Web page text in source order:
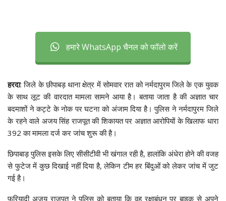
हमारे WhatsApp चैनल को फॉलो करें
हरदा: जिले के छीपाबड़ थाना क्षेत्र में सोमवार रात को नर्मदापुरम जिले के एक युवक
के साथ लूट की वारदात मामला सामने आया है। बताया जाता है की अज्ञात चार
बदमाशों ने कट्टे के नोक पर घटना को अंजाम दिया है। पुलिस ने नर्मदापुरम जिले
के रहने वाले अजय सिंह राजपूत की शिकायत पर अज्ञात आरोपियों के खिलाफ धारा
392 का मामला दर्ज कर जांच शुरू की है।
छिपाबाड़ पुलिस इसके लिए सीसीटीवी भी खंगाल रही है, हालांकि अंधेरा होने की वजह
से फुटेज में कुछ दिखाई नहीं दिया है, लेकिन टीम हर बिंदुओं को लेकर जांच में जुट
गई है।
फरियादी अजय राजपूत ने पुलिस को बताया कि वह रक्षाबंधन पर बाइक से अपने